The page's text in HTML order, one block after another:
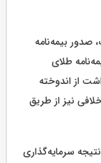
صدور بیمه‌نامه
طلای
از اندوخته
نیز از طریق
سرمایه‌گذاری